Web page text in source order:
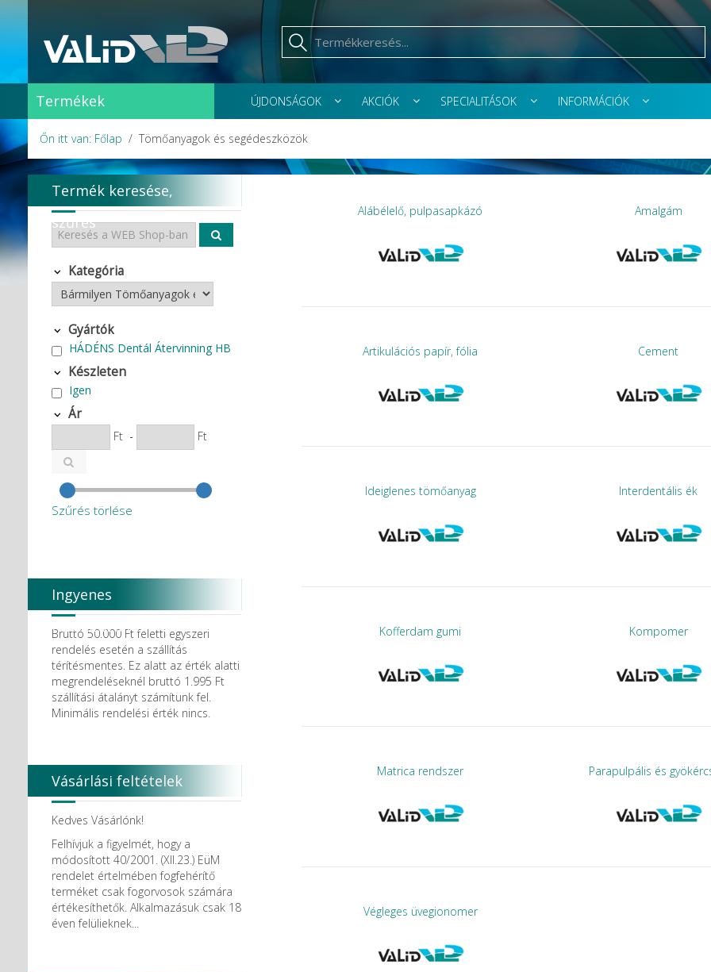
Termékek ÚJDONSÁGOK AKCIÓK SPECIALITÁSOK INFORMÁCIÓK
Őn itt van: Főlap Tömőanyagok és segédeszközök
Alábélelő, pulpasapkázó Amalgám
Artikulációs papír, fólia Cement
Ideiglenes tömőanyag Interdentális ék
Kofferdam gumi Kompomer
Matrica rendszer Parapulpális és
Végleges üvegionomer
Termék keresése,
szűrés
Kategória
Gyártók
HÁDÉNS Dentál Átervinning HB
Készleten
Igen
Ár
Ft - Ft
Szűrés törlése
Ingyenes
házhozszállítás
Bruttó 50.000 Ft feletti egyszeri
rendelés esetén a szállítás
térítésmentes. Ez alatt az érték alatti
megrendeléseknél bruttó 1.995 Ft
szállítási átalányt számítunk fel.
Minimális rendelési érték nincs.
Vásárlási feltételek
Kedves Vásárlónk!
Felhívjuk a figyelmét, hogy a
módosított 40/2001. (XII.23.) EüM
rendelet értelmében fogfehérítő
terméket csak fogorvosok számára
értékesíthetők. Alkalmazásuk csak 18
éven felülieknek...